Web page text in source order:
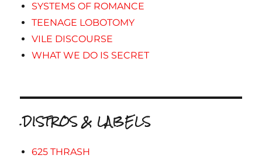
SYSTEMS OF ROMANCE
TEENAGE LOBOTOMY
VILE DISCOURSE
WHAT WE DO IS SECRET
.DISTROS & LABELS
625 THRASH